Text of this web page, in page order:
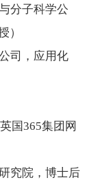
分子科学公
）
司，应用化
国365集团网
究院，博士后